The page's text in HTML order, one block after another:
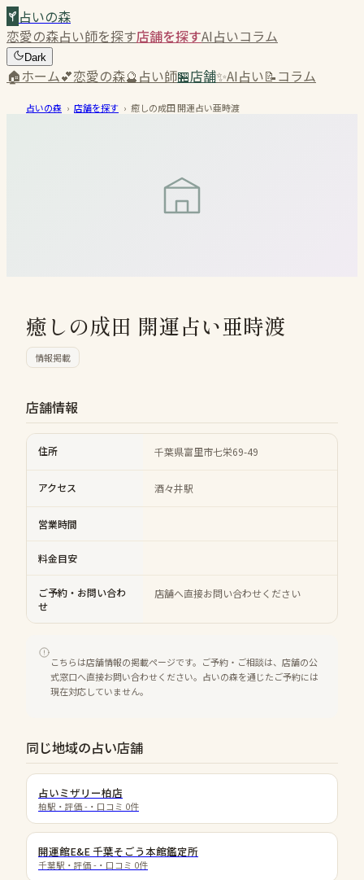
占いの森
恋愛の森占い師を探す店舗を探すAI占いコラム
Dark
🏠ホーム💕恋愛の森🔮占い師🏪店舗✨AI占い📝コラム
占いの森 › 店舗を探す › 癒しの成田 開運占い亜時渡
癒しの成田 開運占い亜時渡
情報掲載
店舗情報
住所 千葉県富里市七栄69-49
アクセス 酒々井駅
営業時間
料金目安
ご予約・お問い合わ
せ
店舗へ直接お問い合わせください
こちらは店舗情報の掲載ページです。ご予約・ご相談は、店舗の公
式窓口へ直接お問い合わせください。占いの森を通じたご予約には
現在対応していません。
同じ地域の占い店舗
占いミザリー柏店
柏駅 ・評価 - ・口コミ 0件
開運館E&E 千葉そごう本館鑑定所
千葉駅 ・評価 - ・口コミ 0件